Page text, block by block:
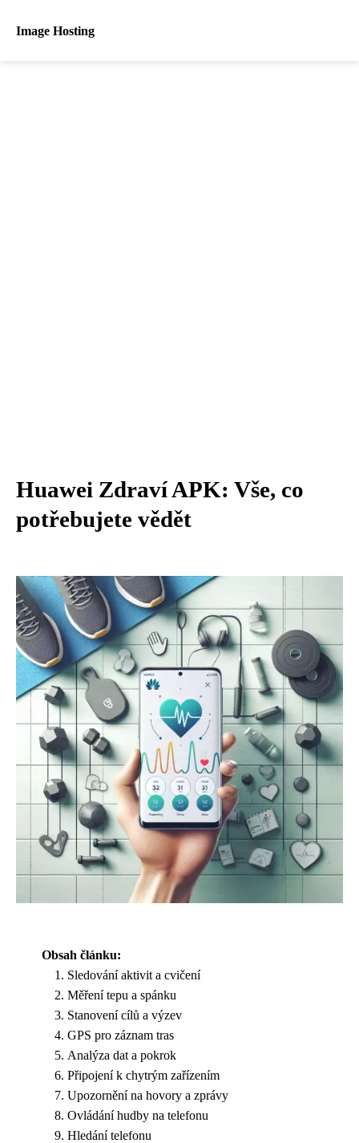
Image Hosting
Huawei Zdraví APK: Vše, co
potřebujete vědět
Obsah článku:
Sledování aktivit a cvičení
Měření tepu a spánku
Stanovení cílů a výzev
GPS pro záznam tras
Analýza dat a pokrok
Připojení k chytrým zařízením
Upozornění na hovory a zprávy
Ovládání hudby na telefonu
Hledání telefonu